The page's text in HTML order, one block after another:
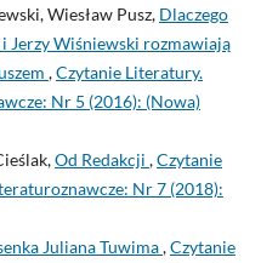
Wiesław Pusz, Dlaczego
Jerzy Wiśniewski rozmawiają
,Czytanie Literatury.
Nr 5 (2016): (Nowa)
Od Redakcji ,Czytanie
Nr 7 (2018):
Juliana Tuwima,Czytanie